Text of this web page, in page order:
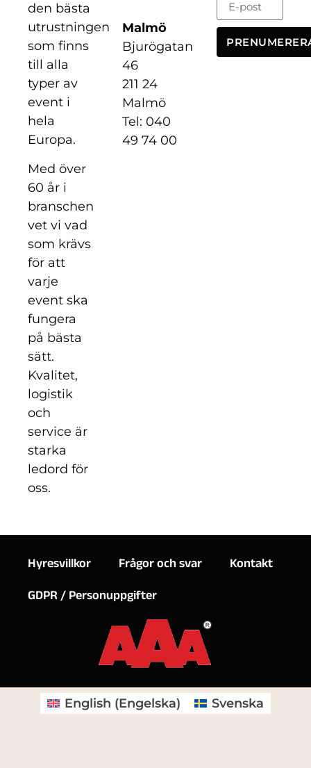
den bästa
utrustningen
som finns
till alla
typer av
event i
hela
Europa.
Med över
60 år i
branschen
vet vi vad
som krävs
för att
varje
event ska
fungera
på bästa
sätt.
Kvalitet,
logistik
och
service är
starka
ledord för
oss.
Malmö
Bjurögatan
46
211 24
Malmö
Tel: 040
49 74 00
Hyresvillkor Frågor och svar
Kontakt
GDPR / Personuppgifter
English (Engelska) Svenska